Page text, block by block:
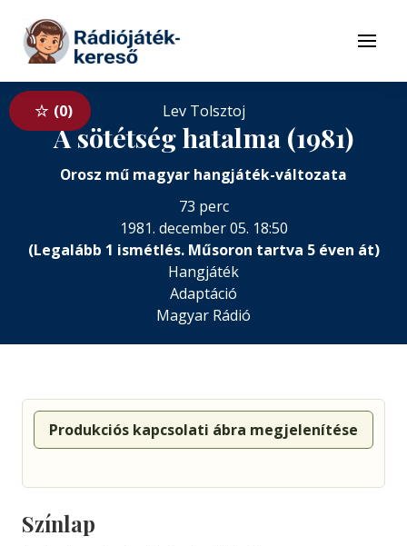
Tovább a tartalomhoz
Menü
0 Lev Tolsztoj
A sötétség hatalma (1981)
Orosz mű magyar hangjáték-változata
73 perc
1981. december 05. 18:50
(Legalább 1 ismétlés. Műsoron tartva 5 éven át)
Hangjáték
Adaptáció
Magyar Rádió
Produkciós kapcsolati ábra megjelenítése
Színlap